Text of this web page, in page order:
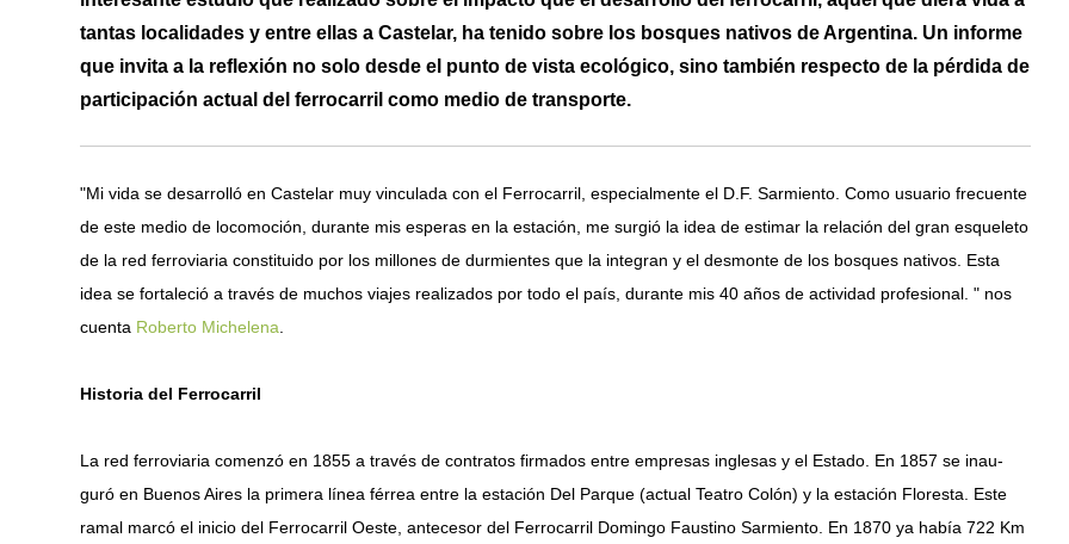
tantas localidades y entre ellas a Castelar, ha tenido sobre los bosques nativos de Argentina. Un informe
que invita a la reflexión no solo desde el punto de vista ecológico, sino también respecto de la pérdida de
participación actual del ferrocarril como medio de transporte.
"Mi vida se desarrolló en Castelar muy vinculada con el Ferrocarril, especialmente el D.F. Sarmiento. Como usuario frecuente
de este medio de locomoción, durante mis esperas en la estación, me surgió la idea de estimar la relación del gran esqueleto
de la red ferroviaria constituido por los millones de durmientes que la integran y el desmonte de los bosques nativos. Esta
idea se fortaleció a través de muchos viajes realizados por todo el país, durante mis 40 años de actividad profesional. " nos
cuenta Roberto Michelena
Historia del Ferrocarril
La red ferroviaria comenzó en 1855 a través de contratos firmados entre empresas inglesas y el Estado. En 1857 se inau-
guró en Buenos Aires la primera línea férrea entre la estación Del Parque (actual Teatro Colón) y la estación Floresta. Este
ramal marcó el inicio del Ferrocarril Oeste, antecesor del Ferrocarril Domingo Faustino Sarmiento. En 1870 ya había 722 Km